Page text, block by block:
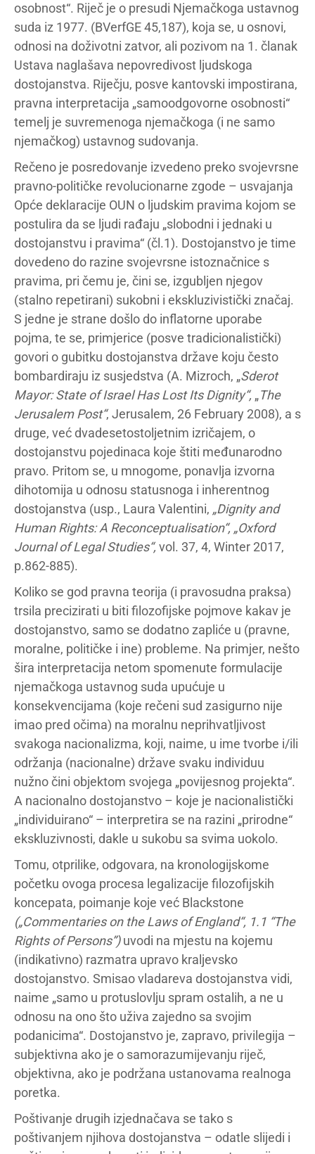
osobnost“. Riječ je o presudi Njemačkoga ustavnog
suda iz 1977. (BVerfGE 45,187), koja se, u osnovi,
odnosi na doživotni zatvor, ali pozivom na 1. članak
Ustava naglašava nepovredivost ljudskoga
dostojanstva. Riječju, posve kantovski impostirana,
pravna interpretacija „samoodgovorne osobnosti“
temelj je suvremenoga njemačkoga (i ne samo
njemačkog) ustavnog sudovanja.
Rečeno je posredovanje izvedeno preko svojevrsne
pravno-političke revolucionarne zgode – usvajanja
Opće deklaracije OUN o ljudskim pravima kojom se
postulira da se ljudi rađaju „slobodni i jednaki u
dostojanstvu i pravima“ (čl.1). Dostojanstvo je time
dovedeno do razine svojevrsne istoznačnice s
pravima, pri čemu je, čini se, izgubljen njegov
(stalno repetirani) sukobni i ekskluzivistički značaj.
S jedne je strane došlo do inflatorne uporabe
pojma, te se, primjerice (posve tradicionalistički)
govori o gubitku dostojanstva države koju često
bombardiraju iz susjedstva (A. Mizroch, „Sderot
Mayor: State of Israel Has Lost Its Dignity“, „The
Jerusalem Post“, Jerusalem, 26 February 2008), a s
druge, već dvadesetostoljetnim izričajem, o
dostojanstvu pojedinaca koje štiti međunarodno
pravo. Pritom se, u mnogome, ponavlja izvorna
dihotomija u odnosu statusnoga i inherentnog
dostojanstva (usp., Laura Valentini, „Dignity and
Human Rights: A Reconceptualisation“, „Oxford
Journal of Legal Studies“, vol. 37, 4, Winter 2017,
p.862-885).
Koliko se god pravna teorija (i pravosudna praksa)
trsila precizirati u biti filozofijske pojmove kakav je
dostojanstvo, samo se dodatno zapliće u (pravne,
moralne, političke i ine) probleme. Na primjer, nešto
šira interpretacija netom spomenute formulacije
njemačkoga ustavnog suda upućuje u
konsekvencijama (koje rečeni sud zasigurno nije
imao pred očima) na moralnu neprihvatljivost
svakoga nacionalizma, koji, naime, u ime tvorbe i/ili
održanja (nacionalne) države svaku individuu
nužno čini objektom svojega „povijesnog projekta“.
A nacionalno dostojanstvo – koje je nacionalistički
„individuirano“ – interpretira se na razini „prirodne“
ekskluzivnosti, dakle u sukobu sa svima uokolo.
Tomu, otprilike, odgovara, na kronologijskome
početku ovoga procesa legalizacije filozofijskih
koncepata, poimanje koje već Blackstone
(„Commentaries on the Laws of England“, 1.1 “The
Rights of Persons”)uvodi na mjestu na kojemu
(indikativno) razmatra upravo kraljevsko
dostojanstvo. Smisao vladareva dostojanstva vidi,
naime „samo u protuslovlju spram ostalih, a ne u
odnosu na ono što uživa zajedno sa svojim
podanicima“. Dostojanstvo je, zapravo, privilegija –
subjektivna ako je o samorazumijevanju riječ,
objektivna, ako je podržana ustanovama realnoga
poretka.
Poštivanje drugih izjednačava se tako s
poštivanjem njihova dostojanstva – odatle slijedi i